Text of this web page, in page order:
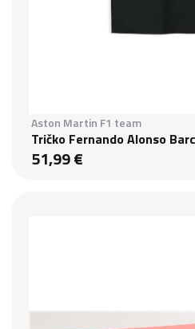
Aston Martin F1 team
Tričko Fernando Alonso
51,99 €